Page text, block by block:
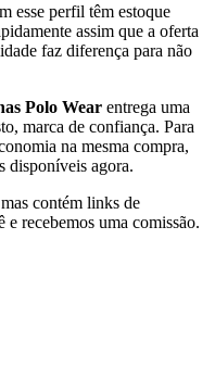
esse perfil têm estoque
assim que a oferta
faz diferença para não
Polo Wear entrega uma
marca de confiança. Para
na mesma compra,
disponíveis agora.
contém links de
recebemos uma comissão.